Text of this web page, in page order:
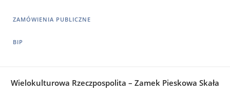
ZAMÓWIENIA PUBLICZNE
BIP
Wielokulturowa Rzeczpospolita – Zamek Pieskowa Skała